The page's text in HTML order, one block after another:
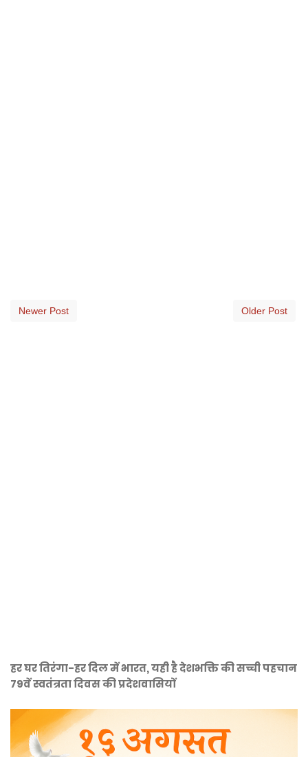
Newer Post Older Post
हर घर तिरंगा-हर दिल में भारत, यही है देशभक्ति की सच्ची पहचान
79वें स्वतंत्रता दिवस की प्रदेशवासियों